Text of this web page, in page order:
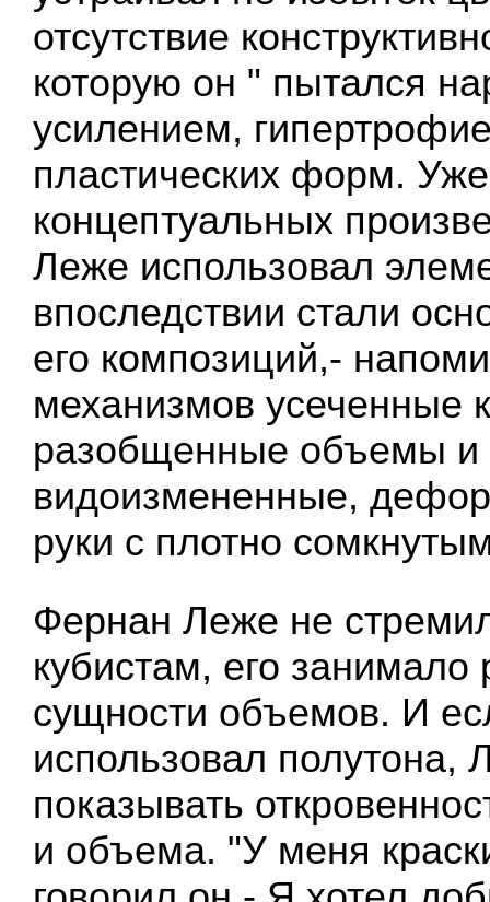
отсутствие
которую он " пытался
усилением,
пластических форм.
концептуальных
Леже использовал
впоследствии стали
его композиций,-
механизмов усеченные
разобщенные объемы и
видоизмененные,
руки с плотно
Фернан Леже не
кубистам, его занимало
сущности объемов. И
использовал полутона,
показывать
и объема. "У меня